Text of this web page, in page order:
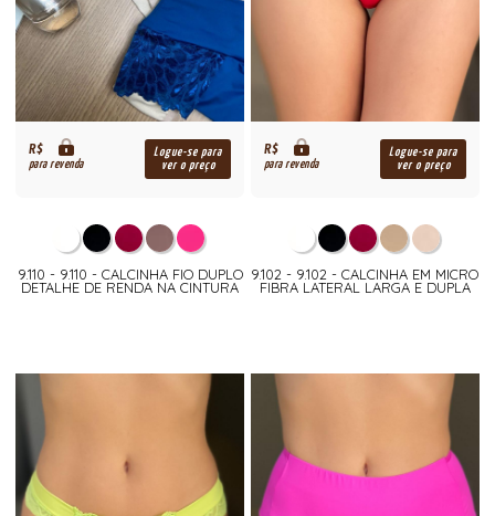
R$
para revenda
Logue-se para
ver o preço
9.110 - 9.110 - CALCINHA FIO DUPLO
DETALHE DE RENDA NA CINTURA
R$
para revenda
Logue-se para
ver o preço
9.102 - 9.102 - CALCINHA EM MICRO
FIBRA LATERAL LARGA E DUPLA